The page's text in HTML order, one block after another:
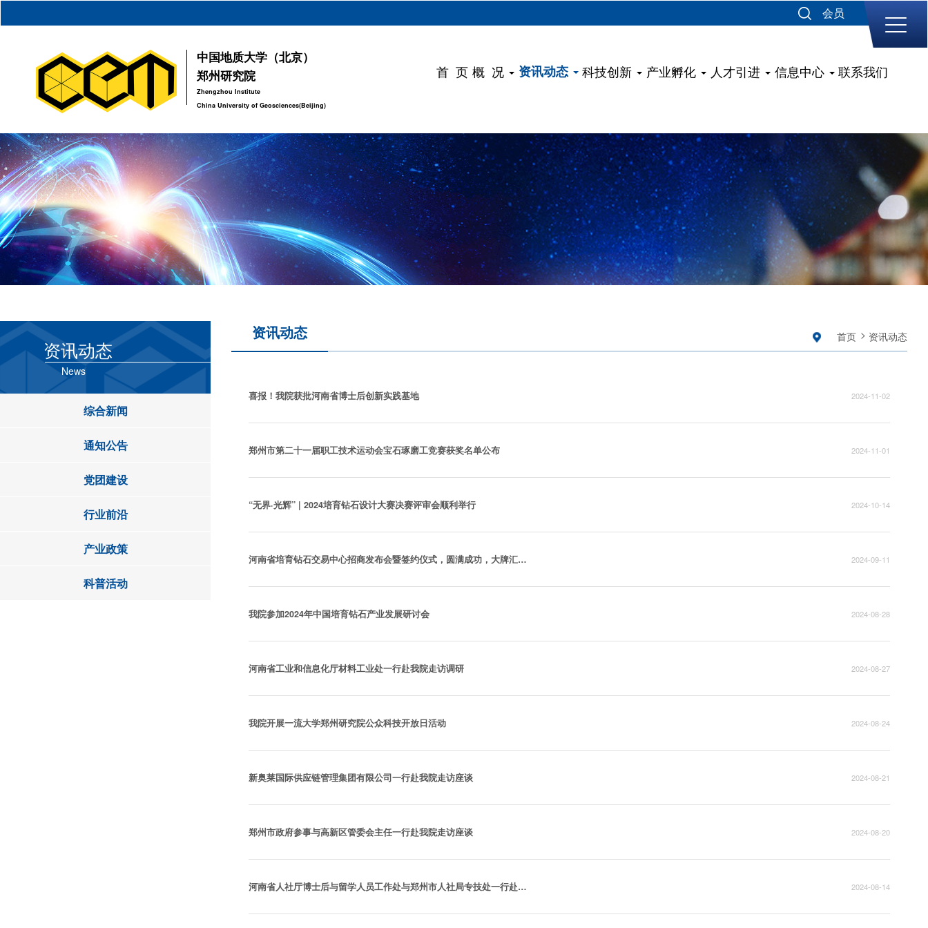
会员
中国地质大学（北京）
郑州研究院
Zhengzhou Institute
China University of Geosciences(Beijing)
首 页 概 况 资讯动态 科技创新 产业孵化 人才引进 信息中心 联系我们
资讯动态
News
综合新闻
通知公告
党团建设
行业前沿
产业政策
科普活动
资讯动态 首页 资讯动态
喜报！我院获批河南省博士后创新实践基地 2024-11-02
郑州市第二十一届职工技术运动会宝石琢磨工竞赛获奖名单公布 2024-11-01
“无界·光辉” | 2024培育钻石设计大赛决赛评审会顺利举行 2024-10-14
河南省培育钻石交易中心招商发布会暨签约仪式，圆满成功，大牌汇聚，共启繁华！ 2024-09-11
我院参加2024年中国培育钻石产业发展研讨会 2024-08-28
河南省工业和信息化厅材料工业处一行赴我院走访调研 2024-08-27
我院开展一流大学郑州研究院公众科技开放日活动 2024-08-24
新奥莱国际供应链管理集团有限公司一行赴我院走访座谈 2024-08-21
郑州市政府参事与高新区管委会主任一行赴我院走访座谈 2024-08-20
河南省人社厅博士后与留学人员工作处与郑州市人社局专技处一行赴我院开展省级博士后创新实践基地评审工作 2024-08-14